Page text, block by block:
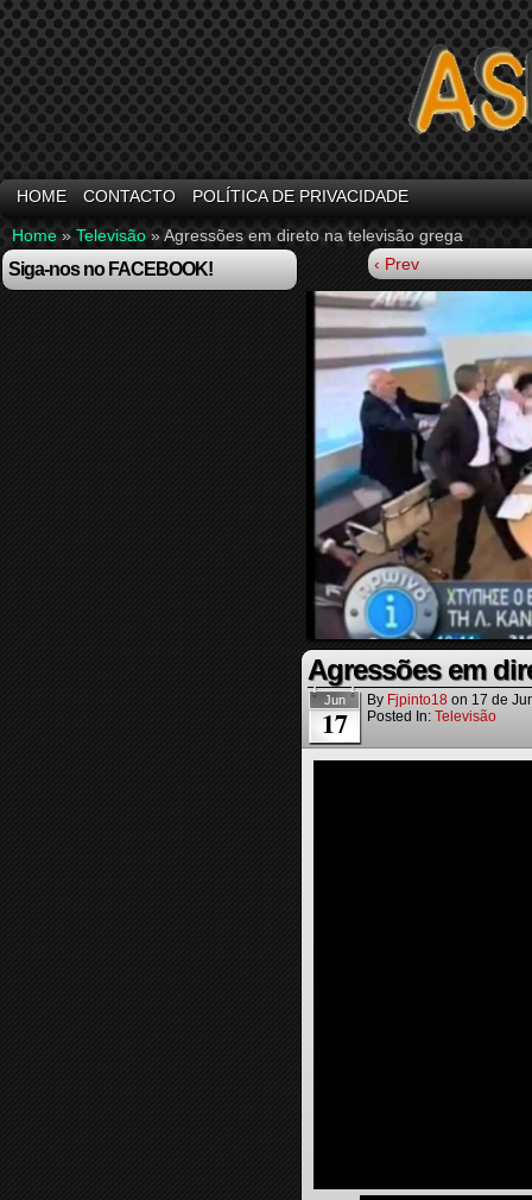
HOME CONTACTO POLÍTICA DE PRIVACIDADE
Home » Televisão »Agressões em direto na televisão grega
Siga-nos no FACEBOOK! ‹ Prev
Agressões em
Jun
17
By Fjpinto18 on 17 de
Posted In: Televisão